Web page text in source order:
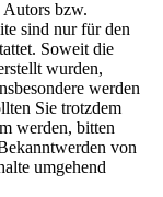
bzw.
sind nur für den
Soweit die
wurden,
werden
Sie trotzdem
werden, bitten
von
umgehend